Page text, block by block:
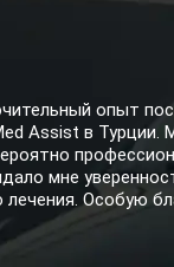
опыт
Assist в Турции.
мне
лечения. Особую